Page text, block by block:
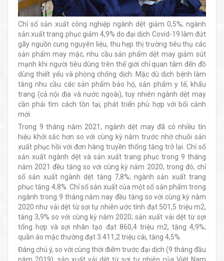
Chỉ số sản xuất công nghiệp ngành dệt giảm 0,5%; ngành
sản xuất trang phục giảm 4,9% do đại dịch Covid-19 làm đứt
gãy nguồn cung nguyên liệu, thu hẹp thị trường tiêu thụ các
sản phẩm may mặc, nhu cầu sản phẩm dệt may giảm sút
mạnh khi người tiêu dùng trên thế giới chỉ quan tâm đến đồ
dùng thiết yếu và phòng chống dịch. Mặc dù dịch bệnh làm
tăng nhu cầu các sản phẩm bảo hộ, sản phẩm y tế, khẩu
trang (cả nội địa và nước ngoài), tuy nhiên ngành dệt may
cần phải tìm cách tồn tại, phát triển phù hợp với bối cảnh
mới.
Trong 9 tháng năm 2021, ngành dệt may đã có nhiều tín
hiệu khởi sắc hơn so với cùng kỳ năm trước nhờ chuỗi sản
xuất phục hồi với đơn hàng truyền thống tăng trở lại. Chỉ số
sản xuất ngành dệt và sản xuất trang phục trong 9 tháng
năm 2021 đều tăng so với cùng kỳ năm 2020, trong đó, chỉ
số sản xuất ngành dệt tăng 7,8%; ngành sản xuất trang
phục tăng 4,8%. Chỉ số sản xuất của một số sản phẩm trong
ngành trong 9 tháng năm nay đều tăng so với cùng kỳ năm
2020 như vải dệt từ sợi tự nhiên ước tính đạt 501,5 triệu m2,
tăng 3,9% so với cùng kỳ năm 2020; sản xuất vải dệt từ sợi
tổng hợp và sợi nhân tạo đạt 860,4 triệu m2, tăng 4,9%;
quần áo mặc thường đạt 3.411,2 triệu cái, tăng 4,5%.
Đáng chú ý, so với cùng thời điểm trước đại dịch (9 tháng đầu